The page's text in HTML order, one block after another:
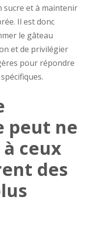
et à maintenir
Il est donc
le gâteau
et de privilégier
pour répondre
peut ne
ceux
des